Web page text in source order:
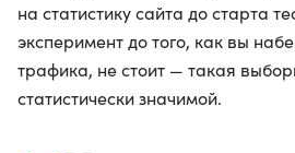
на статистику сайта до старта
эксперимент до того, как вы
трафика, не стоит — такая
статистически значимой.